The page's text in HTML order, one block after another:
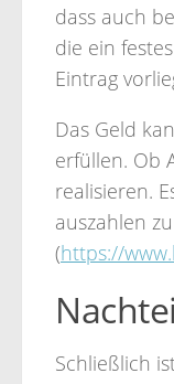
dass auch
die ein
Eintrag
Das Geld
erfüllen. Ob
realisieren.
auszahlen
(https://
Schließlich